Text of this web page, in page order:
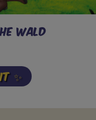
Wald
✨